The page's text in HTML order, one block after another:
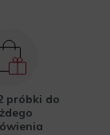
próbki do